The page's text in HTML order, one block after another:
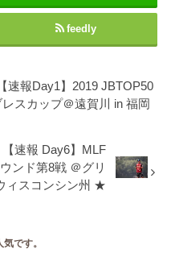
feedly
速報Day1】2019 JBTOP50
スカップ＠遠賀川 in 福岡
速報 Day6】MLF
ンド第8戦 ＠グリ
ィスコンシン州 ★
です。